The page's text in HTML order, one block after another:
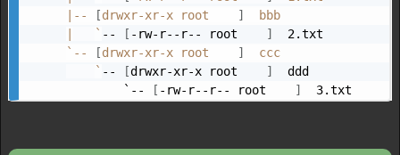
-- [drwxr-xr-x root ]
` -- [ -rw-r--r-- root ]
` -- [drwxr-xr-x root ]
  ccc
` -- [drwxr-xr-x root ]
  ddd
        `--
[ -rw-r--r-- root ]
  3.txt